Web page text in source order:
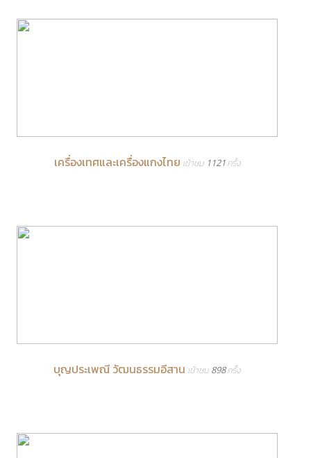
เครื่องเทศและเครื่องแกงไทย เข้าชม 1121 ครั้ง
บุญประเพณี วัฒนธรรมอีสาน เข้าชม 898 ครั้ง